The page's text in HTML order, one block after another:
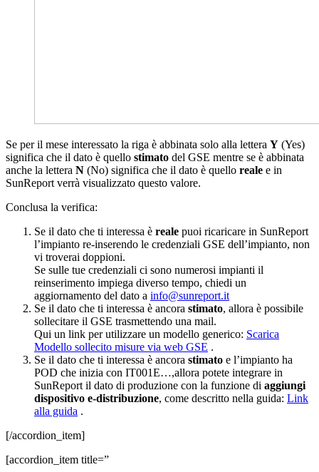
Se per il mese interessato la riga è abbinata solo alla lettera Y (Yes)
significa che il dato è quello stimato del GSE mentre se è abbinata
anche la lettera N (No) significa che il dato è quello reale e in
SunReport verrà visualizzato questo valore.
Conclusa la verifica:
Se il dato che ti interessa è reale puoi ricaricare in SunReport
l’impianto re-inserendo le credenziali GSE dell’impianto, non
vi troverai doppioni.
Se sulle tue credenziali ci sono numerosi impianti il
reinserimento impiega diverso tempo, chiedi un
aggiornamento del dato a info@sunreport.it
Se il dato che ti interessa è ancora stimato, allora è possibile
sollecitare il GSE trasmettendo una mail.
Qui un link per utilizzare un modello generico: Scarica
Modello sollecito misure via web GSE .
Se il dato che ti interessa è ancora stimato e l’impianto ha
POD che inizia con IT001E…,allora potete integrare in
SunReport il dato di produzione con la funzione di aggiungi
dispositivo e-distribuzione, come descritto nella guida: Link
alla guida .
[/accordion_item]
[accordion_item title=”